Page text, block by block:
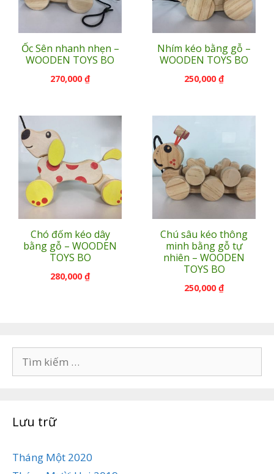
Ốc Sên nhanh nhẹn –
WOODEN TOYS BO
270,000₫
Nhím kéo bằng gỗ –
WOODEN TOYS BO
250,000₫
Chó đốm kéo dây
bằng gỗ – WOODEN
TOYS BO
280,000₫
Chú sâu kéo thông
minh bằng gỗ tự
nhiên – WOODEN
TOYS BO
250,000₫
kiếm
Lưu trữ
Tháng Một 2020